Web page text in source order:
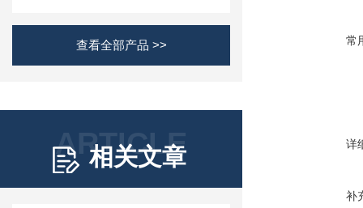
查看全部产品 >>
ARTICLE
相关文章
常
详
补